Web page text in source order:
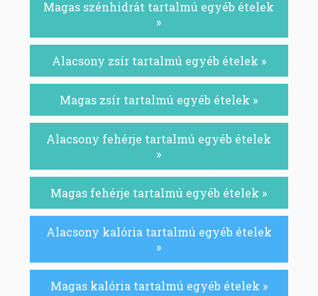
Magas szénhidrát tartalmú egyéb ételek
»
Alacsony zsír tartalmú egyéb ételek »
Magas zsír tartalmú egyéb ételek »
Alacsony fehérje tartalmú egyéb ételek
»
Magas fehérje tartalmú egyéb ételek »
Alacsony kalória tartalmú egyéb ételek
»
Magas kalória tartalmú egyéb ételek »